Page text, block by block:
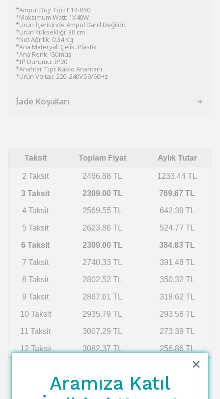
*Ampul Duy Tipi: E14-R50
*Maksimum Watt: 1X40W
*Ürün İçerisinde Ampul Dahil Değildir.
*Ürün Yüksekliği: 30 cm
*Net Ağırlık: 0.34 Kg
*Ana Materyal: Çelik. Plastik
*Ana Renk: Gümüş
*IP Durumu: IP20
*Anahtar Tipi: Kablo Anahtarlı
*Ürün Voltajı: 220-240V.50/60Hz
İade Koşulları
Taksit Toplam Fiyat Aylık Tutar
2 Taksit 2466.88 TL 1233.44 TL
3 Taksit 2309.00 TL 769.67 TL
4 Taksit 2569.55 TL 642.39 TL
5 Taksit 2623.86 TL 524.77 TL
6 Taksit 2309.00 TL 384.83 TL
7 Taksit 2740.33 TL 391.48 TL
8 Taksit 2802.52 TL 350.32 TL
9 Taksit 2867.61 TL 318.62 TL
10 Taksit 2935.79 TL 293.58 TL
11 Taksit 3007.29 TL 273.39 TL
12 Taksit 3082.37 TL 256.86 TL
Aramıza Katıl